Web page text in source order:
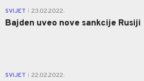
SVIJET 23.02.2022.
Bajden uveo nove sankcije Rusiji
SVIJET 22.02.2022.